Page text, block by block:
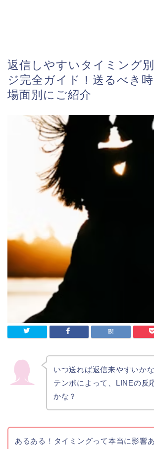
返信しやすいタイミング
ジ完全ガイド！送るべき
場面別にご紹介
いつ送れば返信来やすいか
テンポによって、LINEの反
かな？
あるある！タイミングって本当に影響